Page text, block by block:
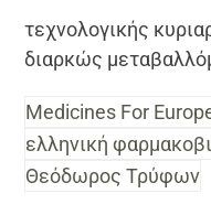
τεχνολογικής
διαρκώς
Medicines For
ελληνική
Θεόδωρος Τρύφων